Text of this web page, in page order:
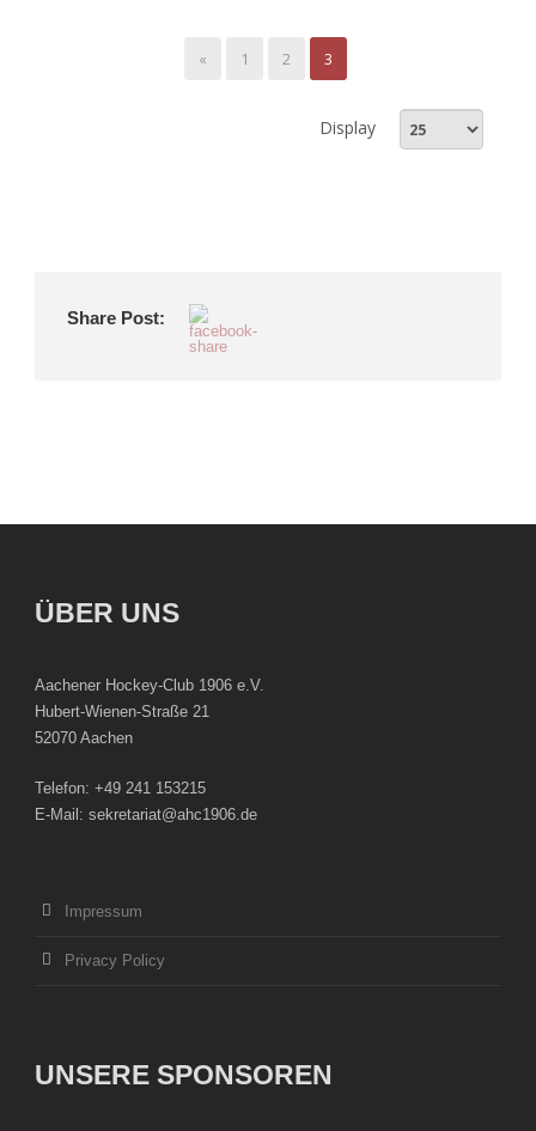
« 1 2 3
Display
Share Post:
ÜBER UNS
Aachener Hockey-Club 1906 e.V.
Hubert-Wienen-Straße 21
52070 Aachen
Telefon: +49 241 153215
E-Mail: sekretariat@ahc1906.de
Impressum
Privacy Policy
UNSERE SPONSOREN